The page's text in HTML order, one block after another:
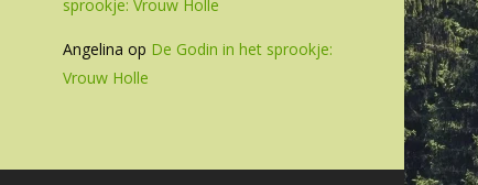
sprookje: Vrouw Holle
Angelina op De Godin in het sprookje:
Vrouw Holle